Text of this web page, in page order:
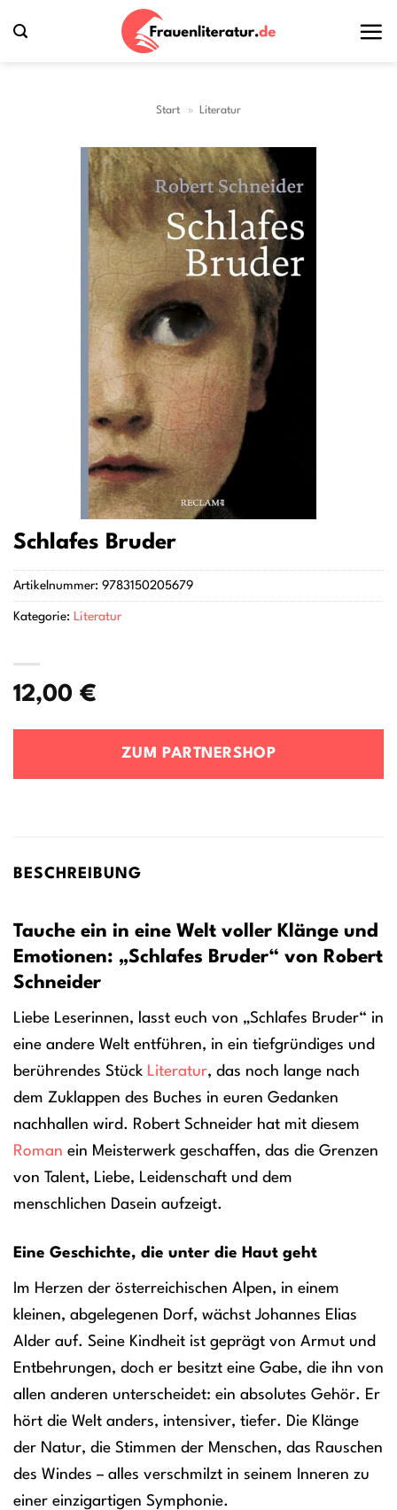
Inhalt
Start » Literatur
Schlafes Bruder
12,00 €
ZUM PARTNERSHOP
Artikelnummer: 9783150205679
Kategorie: Literatur
BESCHREIBUNG
Tauche ein in eine Welt voller Klänge und
Emotionen: „Schlafes Bruder“ von Robert
Schneider
Liebe Leserinnen, lasst euch von „Schlafes Bruder“ in
eine andere Welt entführen, in ein tiefgründiges und
berührendes Stück Literatur, das noch lange nach
dem Zuklappen des Buches in euren Gedanken
nachhallen wird. Robert Schneider hat mit diesem
Roman ein Meisterwerk geschaffen, das die Grenzen
von Talent, Liebe, Leidenschaft und dem
menschlichen Dasein aufzeigt.
Eine Geschichte, die unter die Haut geht
Im Herzen der österreichischen Alpen, in einem
kleinen, abgelegenen Dorf, wächst Johannes Elias
Alder auf. Seine Kindheit ist geprägt von Armut und
Entbehrungen, doch er besitzt eine Gabe, die ihn von
allen anderen unterscheidet: ein absolutes Gehör. Er
hört die Welt anders, intensiver, tiefer. Die Klänge
der Natur, die Stimmen der Menschen, das Rauschen
des Windes – alles verschmilzt in seinem Inneren zu
einer einzigartigen Symphonie.